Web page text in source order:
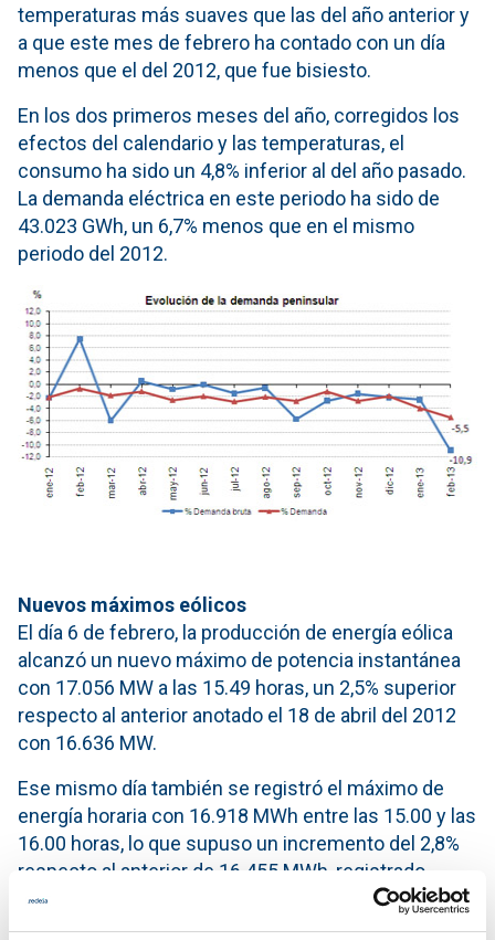
temperaturas más suaves que las del año anterior y
a que este mes de febrero ha contado con un día
menos que el del 2012, que fue bisiesto.
En los dos primeros meses del año, corregidos los
efectos del calendario y las temperaturas, el
consumo ha sido un 4,8% inferior al del año pasado.
La demanda eléctrica en este periodo ha sido de
43.023 GWh, un 6,7% menos que en el mismo
periodo del 2012.
Nuevos máximos eólicos
El día 6 de febrero, la producción de energía eólica
alcanzó un nuevo máximo de potencia instantánea
con 17.056 MW a las 15.49 horas, un 2,5% superior
respecto al anterior anotado el 18 de abril del 2012
con 16.636 MW.
Ese mismo día también se registró el máximo de
energía horaria con 16.918 MWh entre las 15.00 y las
16.00 horas, lo que supuso un incremento del 2,8%
respecto al anterior de 16.455 MWh, registrado
también el 18 de abril del 2012.